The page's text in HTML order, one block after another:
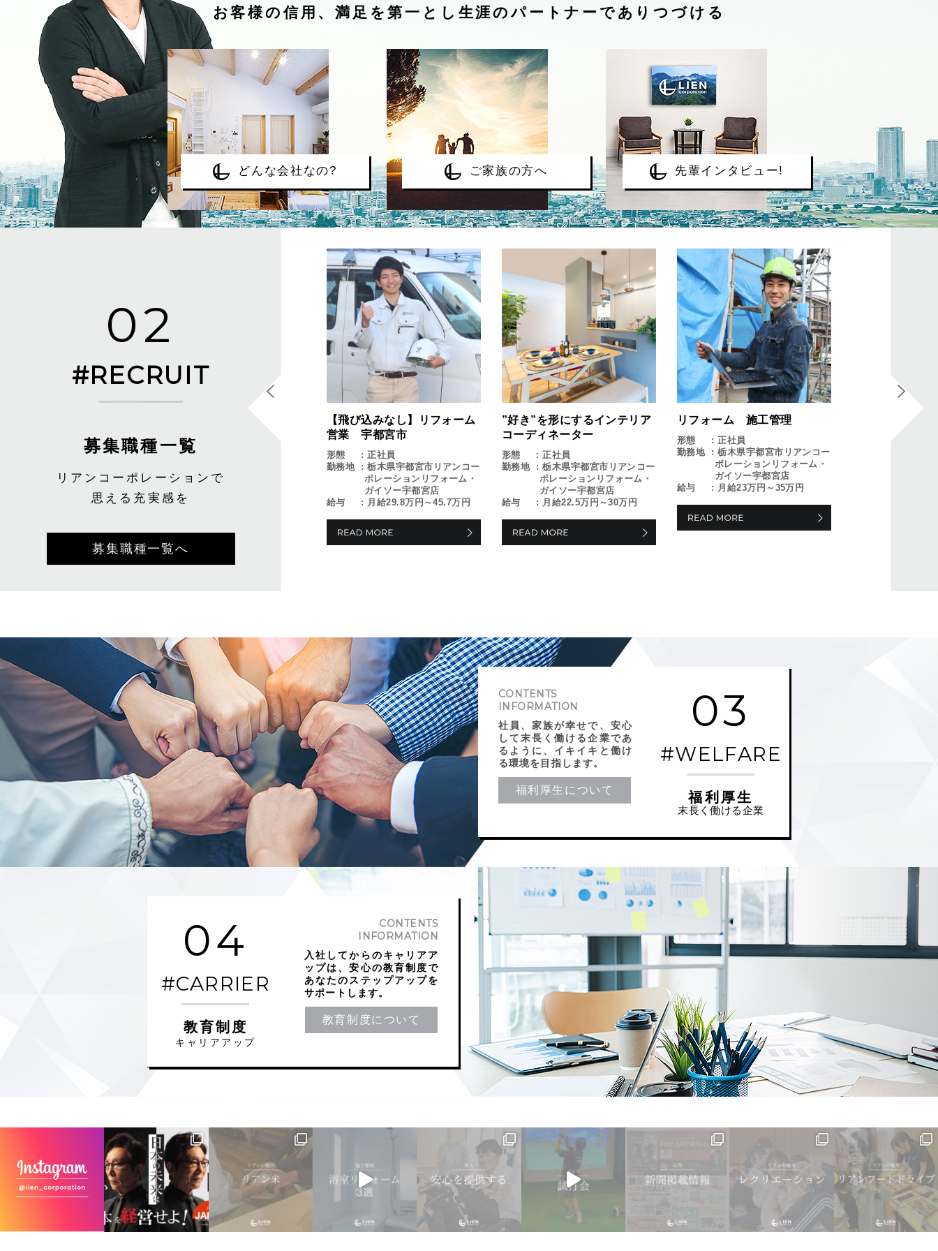
お客様の信用、満足を第一とし 生涯のパートナーでありつづける
どんな会社なの? ご家族の方へ 先輩インタビュー!
02
#RECRUIT
募集職種一覧
リアンコーポレーションで
思える充実感を
募集職種一覧へ
【未経験可】新築住宅営業ア
形態
正社員
勤務地
給与
月給20万円～30万円
【飛び込みなし】リフォーム
営業 宇都宮市
形態
正社員
勤務地
栃木県宇都宮市リアンコー
ポレーションリフォーム・
ガイソー宇都宮店
給与
月給29.8万円～45.7万円
”好き”を形にするインテリア
コーディネーター
形態
正社員
勤務地
栃木県宇都宮市リアンコー
ポレーションリフォーム・
ガイソー宇都宮店
給与
月給22.5万円～30万円
リフォーム 施工管理
形態
正社員
勤務地
栃木県宇都宮市リアンコー
ポレーションリフォーム・
ガイソー宇都宮店
給与
月給23万円～35万円
CONTENTS
INFORMATION
社員、家族が幸せで、安心
して末長く働ける企業であ
るように、イキイキと働け
る環境を目指します。
福利厚生について
03
#WELFARE
福利厚生
末長く働ける企業
04
#CARRIER
教育制度
キャリアアップ
CONTENTS
INFORMATION
入社してからのキャリアア
ップは、安心の教育制度で
あなたのステップアップを
サポートします。
教育制度について